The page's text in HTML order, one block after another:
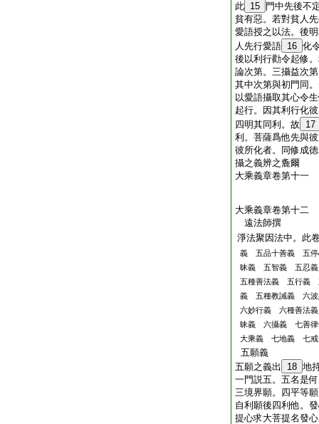
此 15
門中先後不
貧有惡。若對貧人
愛語授之以法。後
人先行愛語 16 化
後以利行勸令起修
論次第。三攝益次
其中次第與初門同
以愛語攝取其心令
起行。因其利行化
四明其同利。故
17
利。菩薩爲他先與
彼所化者。同修成
攝之義辨之麁爾
大乘義章卷第十一
大乘義章卷第十二
遠法師撰
淨法聚因法中。此
義 五品十善義 五
昧義 五智義 五忍
五種善法義 五行義
義 五種教誡義 六
六妙行義 六種善法
昧義 六攝義 七善
大乘義 七地義 七戒
五願義
五願之義出
18 地
一門説五。五名是
三境界願。四平等
自利願後四利他。
提心求大菩提名發